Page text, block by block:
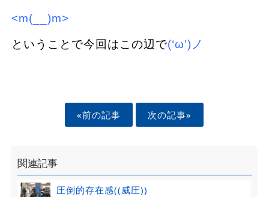
<m(__)m>
ということで今回はこの辺で(‘ω’)ノ
«前の記事 次の記事»
関連記事
圧倒的存在感((威圧))